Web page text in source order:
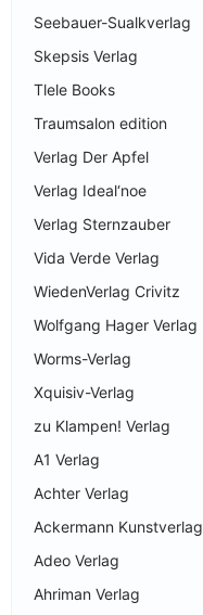
Seebauer-Sualkverlag
Skepsis Verlag
Tlele Books
Traumsalon edition
Verlag Der Apfel
Verlag Ideal‘noe
Verlag Sternzauber
Vida Verde Verlag
WiedenVerlag Crivitz
Wolfgang Hager Verlag
Worms-Verlag
Xquisiv-Verlag
zu Klampen! Verlag
A1 Verlag
Achter Verlag
Ackermann Kunstverlag
Adeo Verlag
Ahriman Verlag